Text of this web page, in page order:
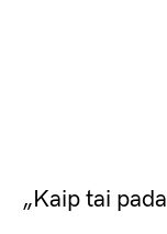
„Kaip tai